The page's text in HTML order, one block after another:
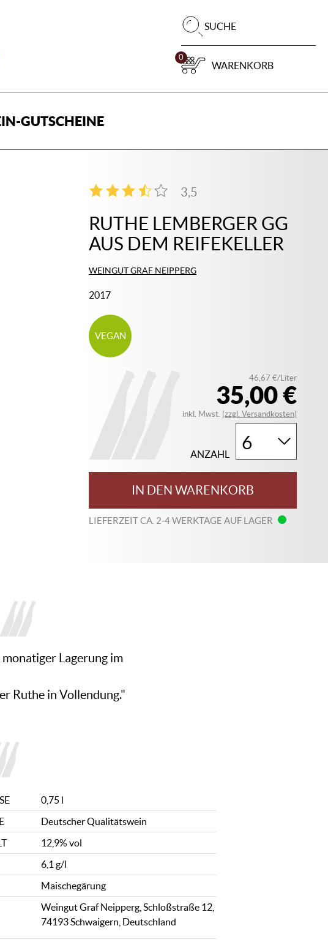
SUCHE
0
WARENKORB
GUTSCHEINE
RUTHE LEMBERGER GG
AUS DEM REIFEKELLER
WEINGUT GRAF NEIPPERG
2017
3,5
2
VEGAN
35,00 €
46,67 €/Liter
inkl. Mwst. (zzgl. Versandkosten)
ANZAHL
IN DEN WARENKORB
LIEFERZEIT CA. 2-4 WERKTAGE AUF LAGER
Lagerung im
Ruthe in Vollendung."
0,75 l
Deutscher Qualitätswein
12,9% vol
6,1 g/l
Maischegärung
Weingut Graf Neipperg, Schloßstraße 12,
74193 Schwaigern, Deutschland